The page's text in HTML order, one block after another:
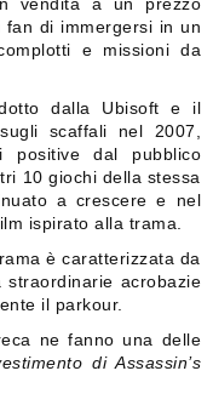
di immergersi in un
e missioni da
dalla Ubisoft e il
scaffali nel 2007,
positive dal pubblico
10 giochi della stessa
a crescere e nel
ispirato alla trama.
è caratterizzata da
acrobazie
il parkour.
ne fanno una delle
di Assassin’s